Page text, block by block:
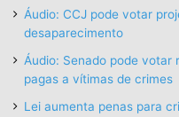
Áudio: CCJ pode votar
desaparecimento
Áudio: Senado pode votar
pagas a vítimas de crimes
Lei aumenta penas para